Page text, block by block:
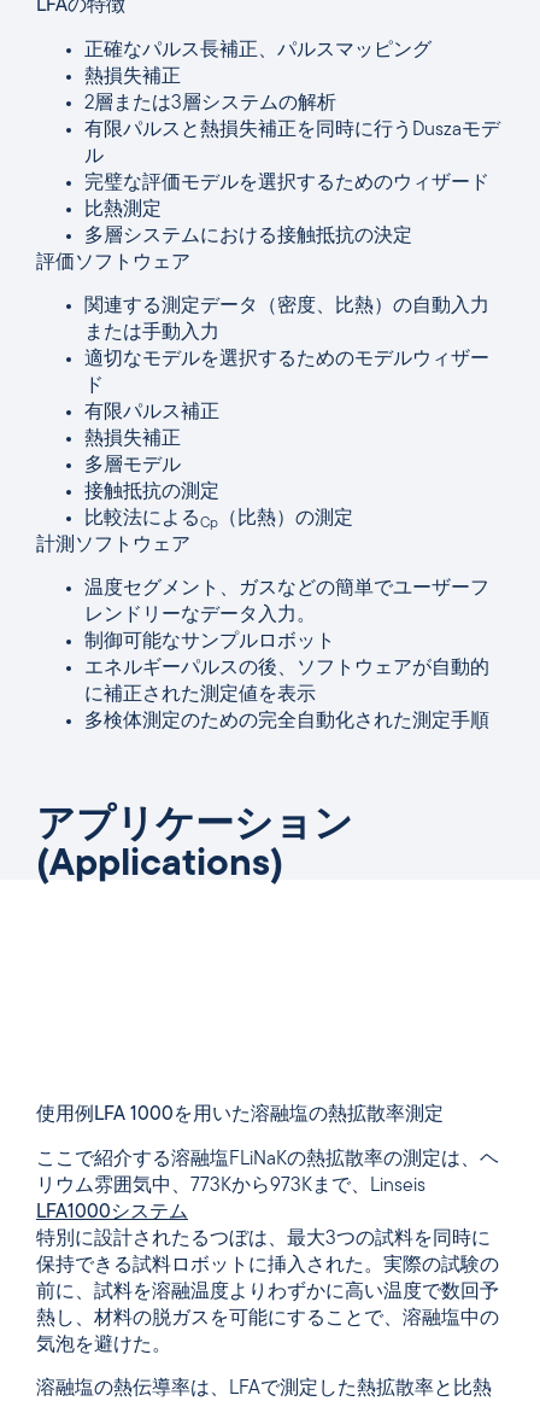
LFAの特徴
正確なパルス長補正、パルスマッピング
熱損失補正
2層または3層システムの解析
有限パルスと熱損失補正を同時に行うDuszaモデ
ル
完璧な評価モデルを選択するためのウィザード
比熱測定
多層システムにおける接触抵抗の決定
評価ソフトウェア
関連する測定データ（密度、比熱）の自動入力
または手動入力
適切なモデルを選択するためのモデルウィザー
ド
有限パルス補正
熱損失補正
多層モデル
接触抵抗の測定
比較法によるCp
（比熱）の測定
計測ソフトウェア
温度セグメント、ガスなどの簡単でユーザーフ
レンドリーなデータ入力。
制御可能なサンプルロボット
エネルギーパルスの後、ソフトウェアが自動的
に補正された測定値を表示
多検体測定のための完全自動化された測定手順
アプリケーション
(Applications)
使用例LFA 1000を用いた溶融塩の熱拡散率測定
ここで紹介する溶融塩FLiNaKの熱拡散率の測定は、ヘ
リウム雰囲気中、773Kから973Kまで、Linseis
LFA1000システム
特別に設計されたるつぼは、最大3つの試料を同時に
保持できる試料ロボットに挿入された。実際の試験の
前に、試料を溶融温度よりわずかに高い温度で数回予
熱し、材料の脱ガスを可能にすることで、溶融塩中の
気泡を避けた。
溶融塩の熱伝導率は、LFAで測定した熱拡散率と比熱